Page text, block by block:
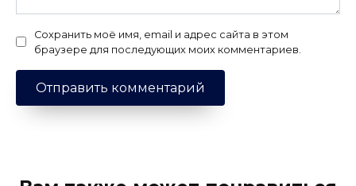
Сохранить моё имя, email и адрес сайта в этом
браузере для последующих моих комментариев.